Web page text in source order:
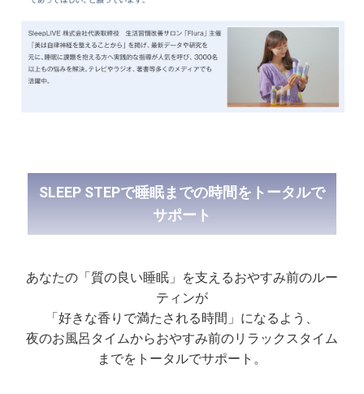
SLEEP STEPで睡眠までの時間をトータルで
サポート
あなたの「質の良い睡眠」を支えるおやすみ前のルー
ティンが
「好きな香りで満たされる時間」になるよう、
夜のお風呂タイムからおやすみ前のリラックスタイム
までをトータルでサポート。